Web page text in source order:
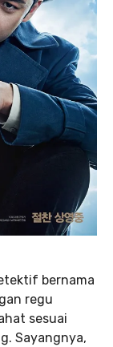
bernama
regu
sesuai
Sayangnya,